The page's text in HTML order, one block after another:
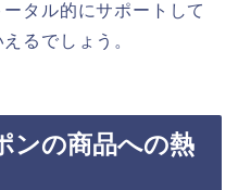
タル的にサポートして
るでしょう。
ンの商品への熱